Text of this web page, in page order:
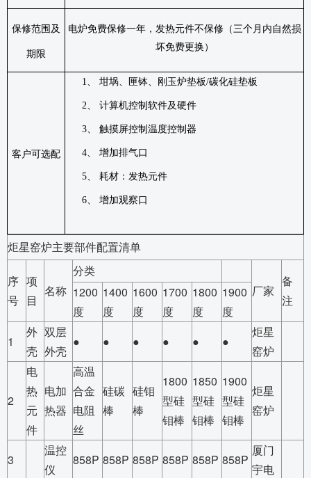
保修范围及
期限
电炉免费保修一年，发热元件不保修（三个月内自然损
坏免费更换）
客户可选配
1、 坩埚、匣钵、刚玉炉垫板/碳化硅垫板
2、 计算机控制软件及硬件
3、 触摸屏控制温度控制器
4、 增加排气口
5、 耗材：发热元件
6、 增加观察口
炬星窑炉主要部件配置清单
序
号
项
目
名称
分类
厂家
备
注
1200
度
1400
度
1600
度
1700
度
1800
度
1900
度
1
外
壳
双层
外壳
● ● ● ● ● ●
炬星
窑炉
2
电
热
元
件
电加
热器
高温
合金
电阻
丝
硅碳
棒
硅钼
棒
1800
型硅
钼棒
1850
型硅
钼棒
1900
型硅
钼棒
炬星
窑炉
3
温控
仪
858P 858P 858P 858P 858P 858P
厦门
宇电